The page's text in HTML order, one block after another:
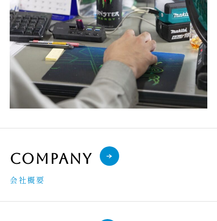
Company
会社概要